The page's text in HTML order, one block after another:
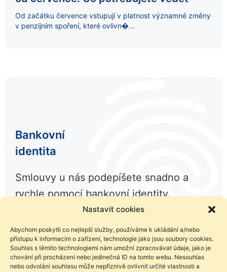
Nastavit cookies
Abychom poskytli co nejlepší služby, používáme k ukládání a/nebo
přístupu k informacím o zařízení, technologie jako jsou soubory cookies.
Souhlas s těmito technologiemi nám umožní zpracovávat údaje, jako je
chování při procházení nebo jedinečná ID na tomto webu. Nesouhlas
nebo odvolání souhlasu může nepříznivě ovlivnit určité vlastnosti a
Od začátku července vstupují v platnost významné změny
v penzijním spoření, které ovlivn�...
Bankovní
identita
Smlouvy u nás podepíšete snadno a
rychle pomocí bankovní identity.